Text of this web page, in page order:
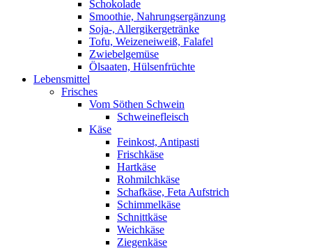
Schokolade
Smoothie, Nahrungsergänzung
Soja-, Allergikergetränke
Tofu, Weizeneiweiß, Falafel
Zwiebelgemüse
Ölsaaten, Hülsenfrüchte
Lebensmittel
Frisches
Vom Söthen Schwein
Schweinefleisch
Käse
Feinkost, Antipasti
Frischkäse
Hartkäse
Rohmilchkäse
Schafkäse, Feta Aufstrich
Schimmelkäse
Schnittkäse
Weichkäse
Ziegenkäse